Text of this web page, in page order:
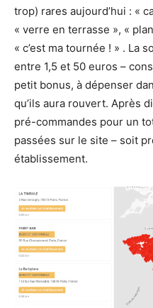
trop) rares aujourd’hui : «
« verre en terrasse », «
« c’est ma tournée ! » . La
entre 1,5 et 50 euros –
petit bonus, à dépenser
qu’ils aura rouvert. Après
pré-commandes pour un
passées sur le site – soit
établissement.